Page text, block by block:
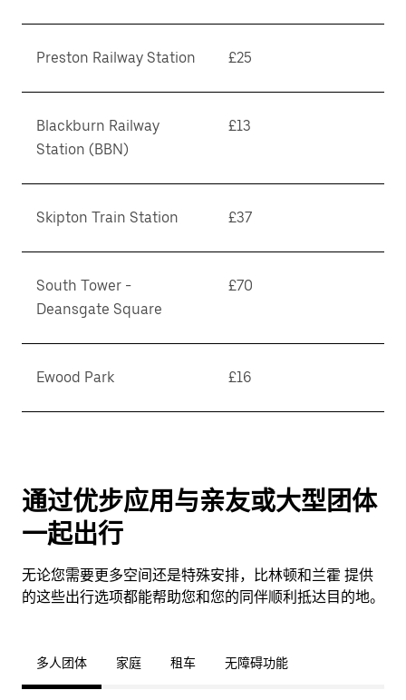
Preston Railway Station £25
Blackburn Railway
Station (BBN)
£13
Skipton Train Station £37
South Tower -
Deansgate Square
£70
Ewood Park £16
通过优步应用与亲友或大型团体
一起出行
无论您需要更多空间还是特殊安排，比林顿和兰霍 提供
的这些出行选项都能帮助您和您的同伴顺利抵达目的地。
多人团体 家庭 租车 无障碍功能